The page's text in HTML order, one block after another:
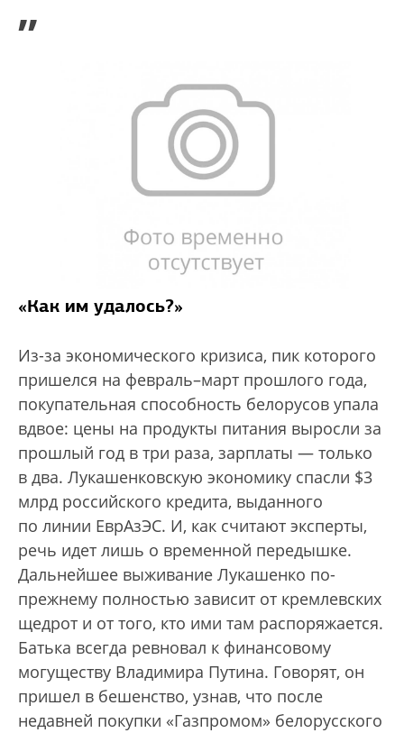
”
«Как им удалось?»
Из-за экономического кризиса, пик которого
пришелся на февраль–март прошлого года,
покупательная способность белорусов упала
вдвое: цены на продукты питания выросли за
прошлый год в три раза, зарплаты — только
в два. Лукашенковскую экономику спасли $3
млрд российского кредита, выданного
по линии ЕврАзЭС. И, как считают эксперты,
речь идет лишь о временной передышке.
Дальнейшее выживание Лукашенко по-
прежнему полностью зависит от кремлевских
щедрот и от того, кто ими там распоряжается.
Батька всегда ревновал к финансовому
могуществу Владимира Путина. Говорят, он
пришел в бешенство, узнав, что после
недавней покупки «Газпромом» белорусского